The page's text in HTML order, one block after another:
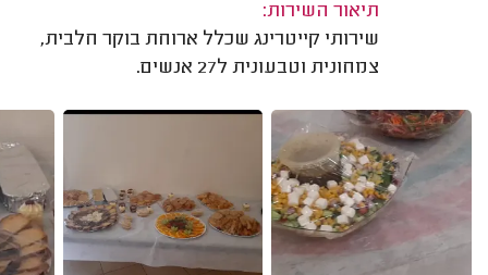
תיאור השירות:
שירותי קייטרינג שכלל ארוחת בוקר חלבית,
צמחונית וטבעונית ל27 אנשים.